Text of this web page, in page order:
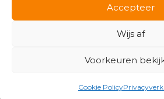
Accepteer
Wijs af
Voorkeuren
Cookie Policy
Instagram